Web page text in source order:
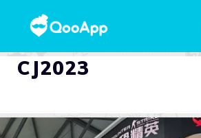
CJ2023